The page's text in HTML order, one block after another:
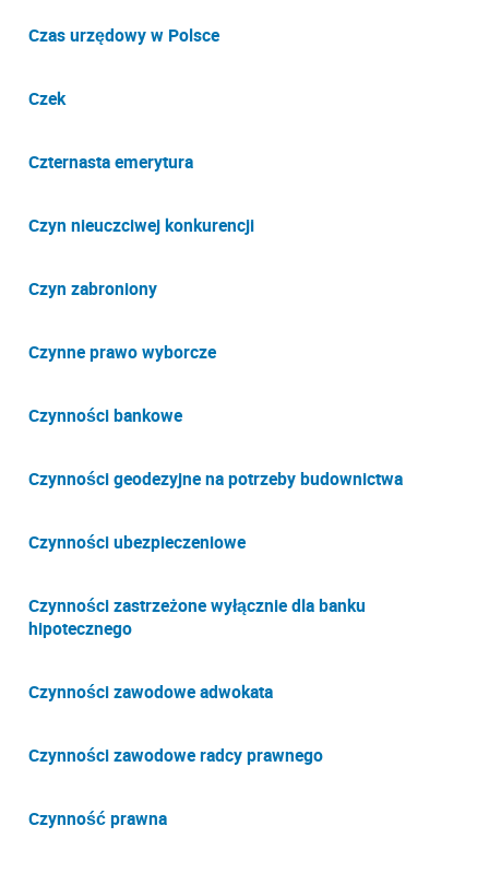
Czas urzędowy w Polsce
Czek
Czternasta emerytura
Czyn nieuczciwej konkurencji
Czyn zabroniony
Czynne prawo wyborcze
Czynności bankowe
Czynności geodezyjne na potrzeby budownictwa
Czynności ubezpieczeniowe
Czynności zastrzeżone wyłącznie dla banku
hipotecznego
Czynności zawodowe adwokata
Czynności zawodowe radcy prawnego
Czynność prawna